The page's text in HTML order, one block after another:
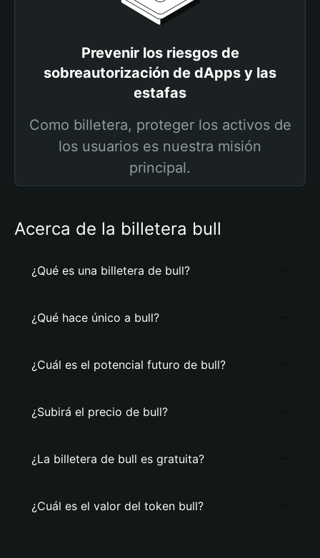
Prevenir los riesgos de
sobreautorización de dApps y las
estafas
Como billetera, proteger los activos de
los usuarios es nuestra misión
principal.
Acerca de la billetera bull
¿Qué es una billetera de bull?
¿Qué hace único a bull?
¿Cuál es el potencial futuro de bull?
¿Subirá el precio de bull?
¿La billetera de bull es gratuita?
¿Cuál es el valor del token bull?